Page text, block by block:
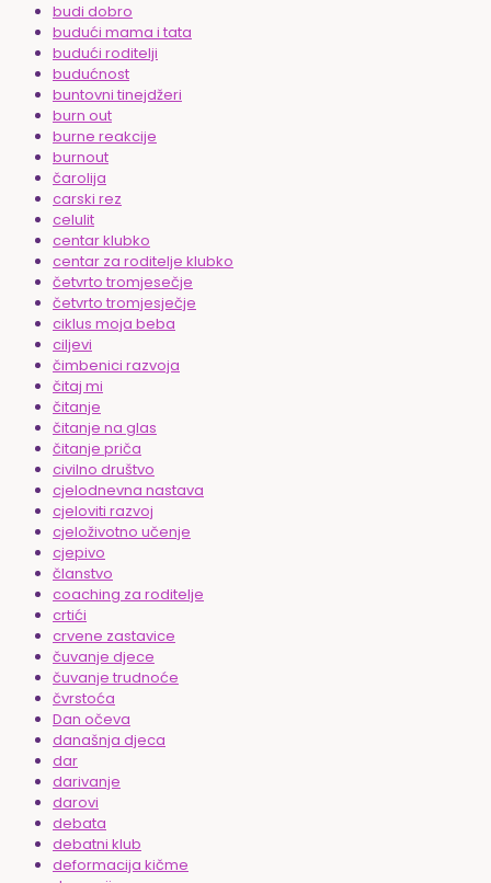
budi dobro
budući mama i tata
budući roditelji
budućnost
buntovni tinejdžeri
burn out
burne reakcije
burnout
čarolija
carski rez
celulit
centar klubko
centar za roditelje klubko
četvrto tromjesečje
četvrto tromjesječje
ciklus moja beba
ciljevi
čimbenici razvoja
čitaj mi
čitanje
čitanje na glas
čitanje priča
civilno društvo
cjelodnevna nastava
cjeloviti razvoj
cjeloživotno učenje
cjepivo
članstvo
coaching za roditelje
crtići
crvene zastavice
čuvanje djece
čuvanje trudnoće
čvrstoća
Dan očeva
današnja djeca
dar
darivanje
darovi
debata
debatni klub
deformacija kičme